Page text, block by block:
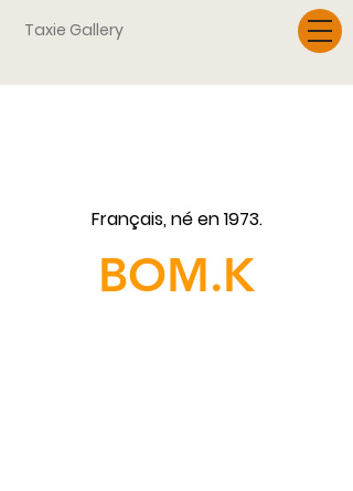
Taxie Gallery
Français, né en 1973.
BOM.K